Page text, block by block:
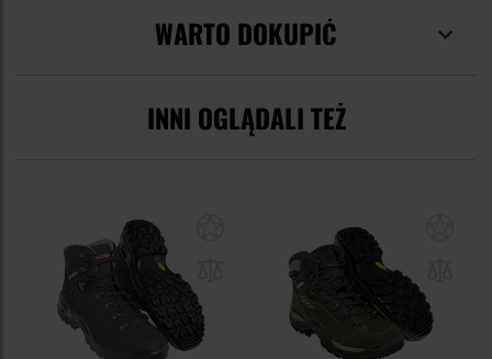
WARTO DOKUPIĆ
INNI OGLĄDALI TEŻ